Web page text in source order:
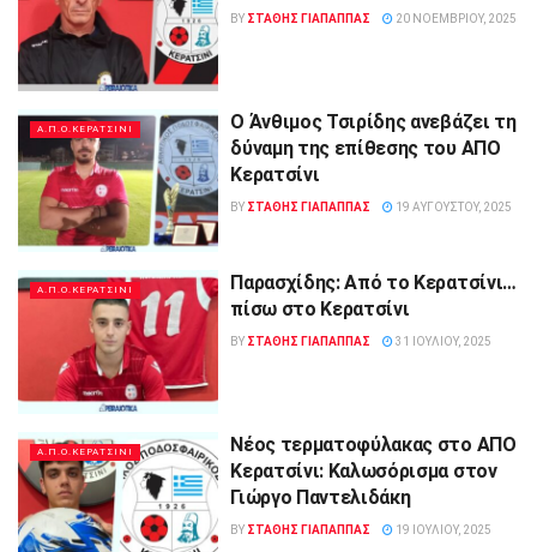
BY ΣΤΑΘΗΣ ΓΊΑΠΑΠΠΑΣ 20 ΝΟΕΜΒΡΊΟΥ, 2025
Α.Π.Ο.ΚΕΡΑΤΣΙΝΙ
Ο Άνθιμος Τσιρίδης ανεβάζει τη
δύναμη της επίθεσης του ΑΠΟ
Κερατσίνι
BY ΣΤΑΘΗΣ ΓΊΑΠΑΠΠΑΣ 19 ΑΥΓΟΎΣΤΟΥ, 2025
Α.Π.Ο.ΚΕΡΑΤΣΙΝΙ
Παρασχίδης: Από το Κερατσίνι…
πίσω στο Κερατσίνι
BY ΣΤΑΘΗΣ ΓΊΑΠΑΠΠΑΣ 31 ΙΟΥΛΊΟΥ, 2025
Α.Π.Ο.ΚΕΡΑΤΣΙΝΙ
Νέος τερματοφύλακας στο ΑΠΟ
Κερατσίνι: Καλωσόρισμα στον
Γιώργο Παντελιδάκη
BY ΣΤΑΘΗΣ ΓΊΑΠΑΠΠΑΣ 19 ΙΟΥΛΊΟΥ, 2025